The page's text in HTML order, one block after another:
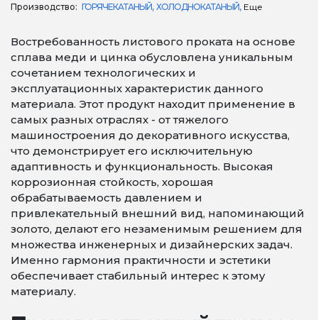
Производство: ГОРЯЧЕКАТАНЫЙ ХОЛОДНОКАТАНЫЙ Еще
Востребованность листового проката на основе
сплава меди и цинка обусловлена уникальным
сочетанием технологических и
эксплуатационных характеристик данного
материала. Этот продукт находит применение в
самых разных отраслях - от тяжелого
машиностроения до декоративного искусства,
что демонстрирует его исключительную
адаптивность и функциональность. Высокая
коррозионная стойкость, хорошая
обрабатываемость давлением и
привлекательный внешний вид, напоминающий
золото, делают его незаменимым решением для
множества инженерных и дизайнерских задач.
Именно гармония практичности и эстетики
обеспечивает стабильный интерес к этому
материалу.